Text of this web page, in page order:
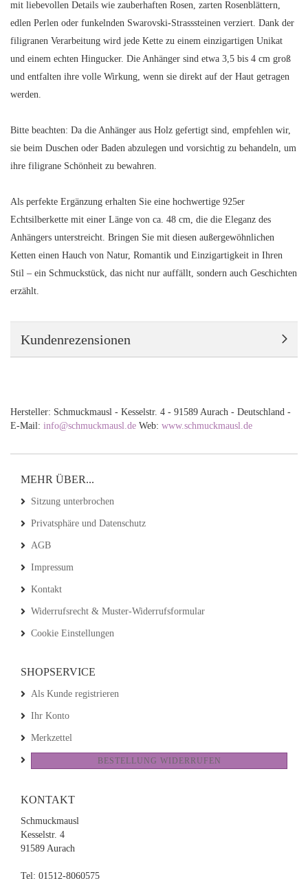
mit liebevollen Details wie zauberhaften Rosen, zarten Rosenblättern,
edlen Perlen oder funkelnden Swarovski-Strasssteinen verziert. Dank der
filigranen Verarbeitung wird jede Kette zu einem einzigartigen Unikat
und einem echten Hingucker. Die Anhänger sind etwa 3,5 bis 4 cm groß
und entfalten ihre volle Wirkung, wenn sie direkt auf der Haut getragen
werden.
Bitte beachten: Da die Anhänger aus Holz gefertigt sind, empfehlen wir,
sie beim Duschen oder Baden abzulegen und vorsichtig zu behandeln, um
ihre filigrane Schönheit zu bewahren.
Als perfekte Ergänzung erhalten Sie eine hochwertige 925er
Echtsilberkette mit einer Länge von ca. 48 cm, die die Eleganz des
Anhängers unterstreicht. Bringen Sie mit diesen außergewöhnlichen
Ketten einen Hauch von Natur, Romantik und Einzigartigkeit in Ihren
Stil – ein Schmuckstück, das nicht nur auffällt, sondern auch Geschichten
erzählt.
Kundenrezensionen
Hersteller: Schmuckmausl - Kesselstr. 4 - 91589 Aurach - Deutschland -
E-Mail: info@schmuckmausl.de Web: www.schmuckmausl.de
MEHR ÜBER...
Sitzung unterbrochen
Privatsphäre und Datenschutz
AGB
Impressum
Kontakt
Widerrufsrecht & Muster-Widerrufsformular
Cookie Einstellungen
SHOPSERVICE
Als Kunde registrieren
Ihr Konto
Merkzettel
BESTELLUNG WIDERRUFEN
KONTAKT
Schmuckmausl
Kesselstr. 4
91589 Aurach
Tel: 01512-8060575